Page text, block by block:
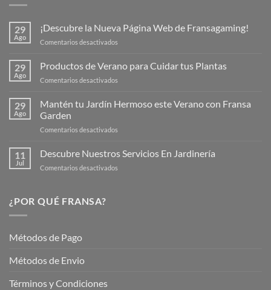
29
Ago
¡Descubre la Nueva Página Web de Fransagaming!
Comentarios desactivados
Nueva
de
29
Ago
Productos de Verano para Cuidar tus Plantas
Comentarios desactivados
de
Verano
Plantas
29
Ago
Mantén tu Jardín Hermoso este Verano con Fransa
Garden
Comentarios desactivados
tu
Jardín
11
Jul
Descubre Nuestros Servicios En Jardinería
Comentarios desactivados
¿POR QUÉ FRANSA?
Métodos de Pago
Métodos de Envio
Términos y Condiciones